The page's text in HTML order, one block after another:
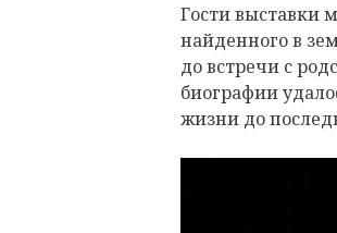
Гости выставки
найденного в
до встречи с
биографии
жизни до